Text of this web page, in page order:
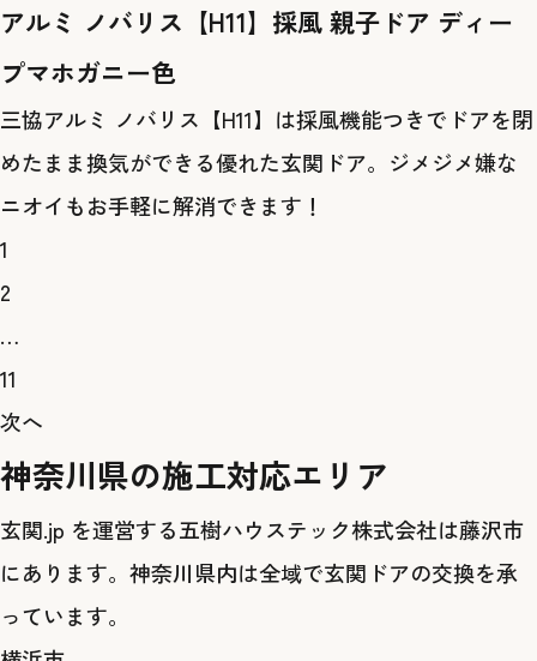
アルミ ノバリス【H11】採風 親子ドア ディー
プマホガニー色
三協アルミ ノバリス【H11】は採風機能つきでドアを閉
めたまま換気ができる優れた玄関ドア。ジメジメ嫌な
ニオイもお手軽に解消できます！
1
2
…
11
次へ
神奈川県の施工対応エリア
玄関.jp を運営する五樹ハウステック株式会社は藤沢市
にあります。神奈川県内は全域で玄関ドアの交換を承
っています。